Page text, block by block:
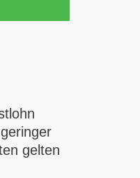
gelten